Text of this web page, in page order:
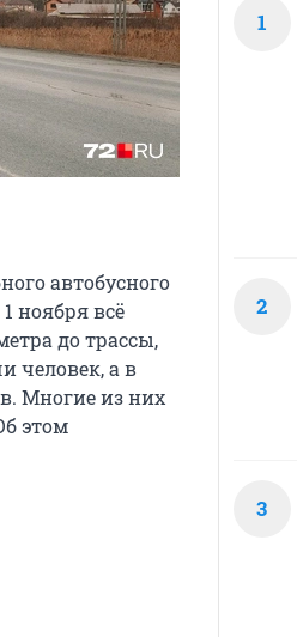
автобусного
ноября всё
до трассы,
человек, а в
Многие из них
этом
1
2
3